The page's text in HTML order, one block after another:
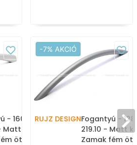
- 160 mm -
Matt króm -
ötvözet - Egy
-7% AKCIÓ
RUJZ DESIGNFogantyú -
219.10 - Matt
Zamak fém